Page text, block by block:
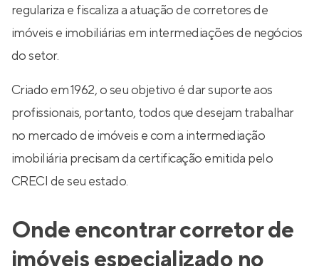
regulariza e fiscaliza a atuação de corretores de
imóveis e imobiliárias em intermediações de negócios
do setor.
Criado em 1962, o seu objetivo é dar suporte aos
profissionais, portanto, todos que desejam trabalhar
no mercado de imóveis e com a intermediação
imobiliária precisam da certificação emitida pelo
CRECI de seu estado.
Onde encontrar corretor de
imóveis especializado no